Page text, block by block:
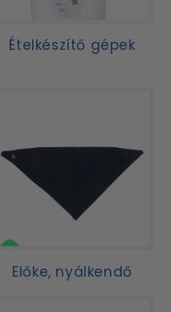
Ételkészítő gépek
Előke, nyálkendő